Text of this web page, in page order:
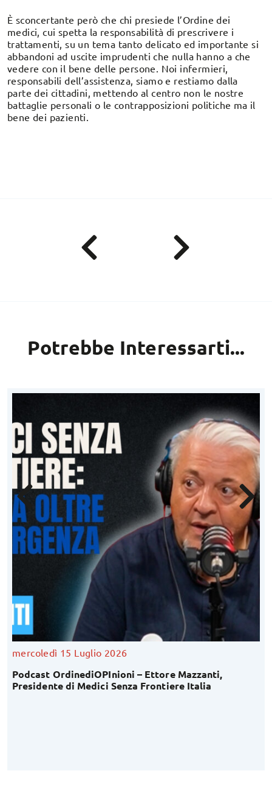
È sconcertante però che chi presiede l’Ordine dei
medici, cui spetta la responsabilità di prescrivere i
trattamenti, su un tema tanto delicato ed importante si
abbandoni ad uscite imprudenti che nulla hanno a che
vedere con il bene delle persone. Noi infermieri,
responsabili dell’assistenza, siamo e restiamo dalla
parte dei cittadini, mettendo al centro non le nostre
battaglie personali o le contrapposizioni politiche ma il
bene dei pazienti.
Potrebbe Interessarti...
mercoledì 15 Luglio 2026
Podcast OrdinediOPInioni – Ettore Mazzanti,
Presidente di Medici Senza Frontiere Italia